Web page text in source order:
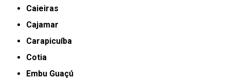
Caieiras
Cajamar
Carapicuíba
Cotia
Embu Guaçú